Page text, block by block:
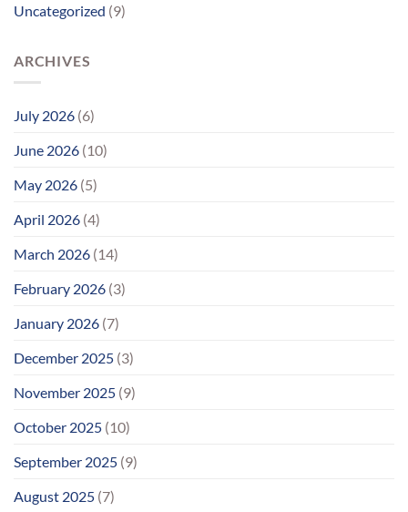
Uncategorized (9)
ARCHIVES
July 2026 (6)
June 2026 (10)
May 2026 (5)
April 2026 (4)
March 2026 (14)
February 2026 (3)
January 2026 (7)
December 2025 (3)
November 2025 (9)
October 2025 (10)
September 2025 (9)
August 2025 (7)